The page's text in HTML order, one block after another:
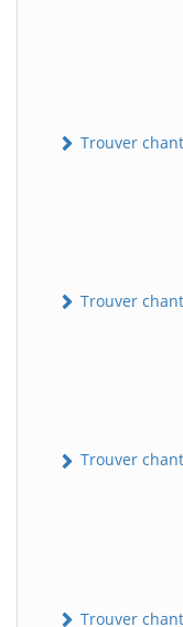
Trouver
Trouver
Trouver
Trouver